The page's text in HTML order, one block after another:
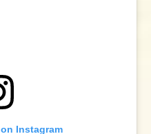
Instagram